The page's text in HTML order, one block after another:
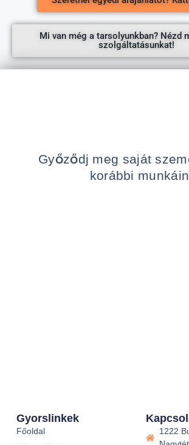
Mi van még a tarsolyunkban? Nézd
szolgáltatásunkat!
Győződj meg saját
korábbi
Gyorslinkek
Főoldal
1222